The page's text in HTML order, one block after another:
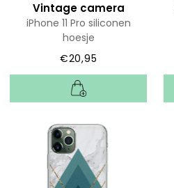
Vintage camera
iPhone 11 Pro siliconen
hoesje
€20,95